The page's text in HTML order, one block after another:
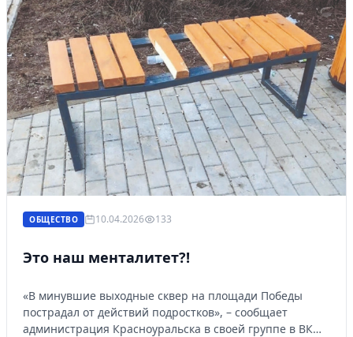
ОБЩЕСТВО 10.04.2026 133
Это наш менталитет?!
«В минувшие выходные сквер на площади Победы
пострадал от действий подростков», – сообщает
администрация Красноуральска в своей группе в ВК…